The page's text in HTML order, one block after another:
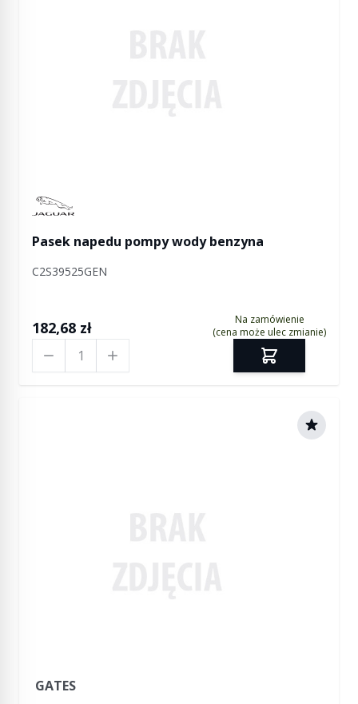
Manufactured by Jaguar
Pasek napedu pompy wody benzyna
C2S39525GEN
182,68 zł
Na zamówienie
(cena może ulec zmianie)
GATES